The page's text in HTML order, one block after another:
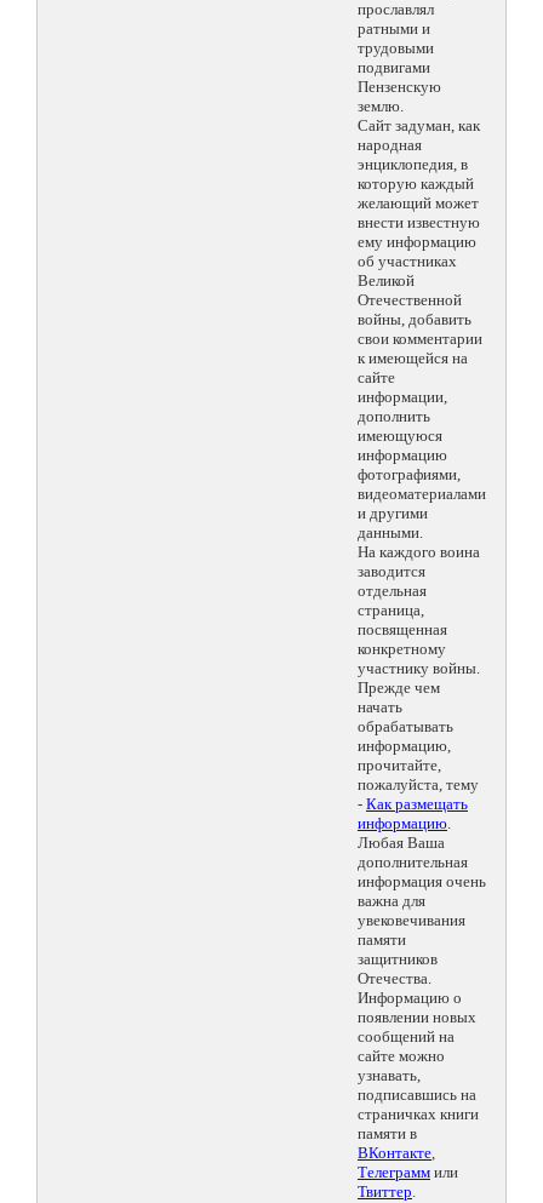
прославлял
ратными и
трудовыми
подвигами
Пензенскую
землю.
Сайт задуман, как
народная
энциклопедия, в
которую каждый
желающий может
внести известную
ему информацию
об участниках
Великой
Отечественной
войны, добавить
свои комментарии
к имеющейся на
сайте
информации,
дополнить
имеющуюся
информацию
фотографиями,
видеоматериалами
и другими
данными.
На каждого воина
заводится
отдельная
страница,
посвященная
конкретному
участнику войны.
Прежде чем
начать
обрабатывать
информацию,
прочитайте,
пожалуйста, тему
- Как размещать
информацию.
Любая Ваша
дополнительная
информация очень
важна для
увековечивания
памяти
защитников
Отечества.
Информацию о
появлении новых
сообщений на
сайте можно
узнавать,
подписавшись на
страничках книги
памяти в
ВКонтакте,
Телеграмм или
Твиттер.